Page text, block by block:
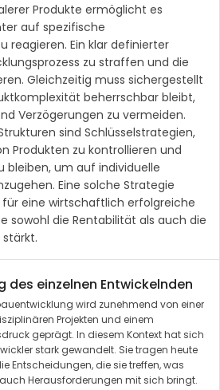
Produkte ermöglicht es
auf spezifische
reagieren. Ein klar definierter
zu straffen und die
Gleichzeitig muss sichergestellt
beherrschbar bleibt,
Verzögerungen zu vermeiden.
sind Schlüsselstrategien,
Produkten zu kontrollieren und
bleiben, um auf individuelle
Eine solche Strategie
eine wirtschaftlich erfolgreiche
sowohl die Rentabilität als auch die
des einzelnen Entwickelnden
wird zunehmend von einer
Projekten und einem
geprägt. In diesem Kontext hat sich
stark gewandelt. Sie tragen heute
Entscheidungen, die sie treffen, was
Herausforderungen mit sich bringt.